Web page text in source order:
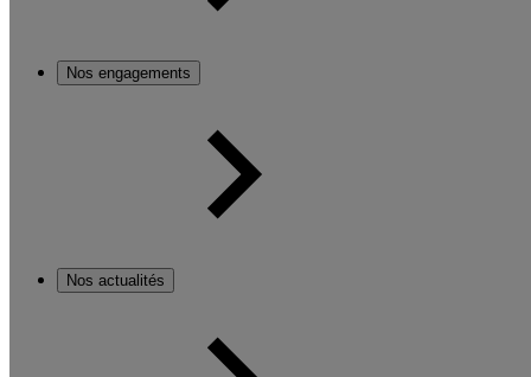
Nos engagements
Nos actualités